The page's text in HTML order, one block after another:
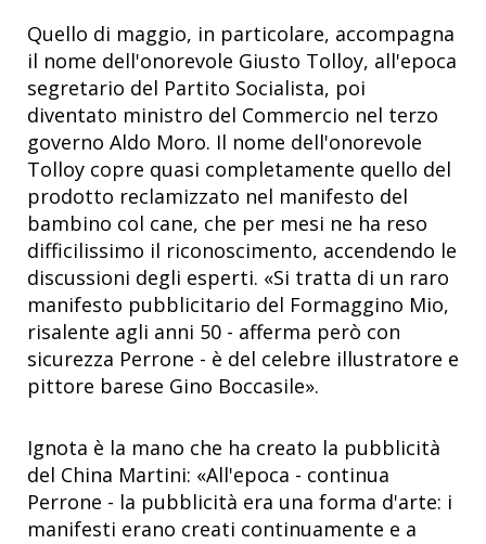
Quello di maggio, in particolare, accompagna
il nome dell'onorevole Giusto Tolloy, all'epoca
segretario del Partito Socialista, poi
diventato ministro del Commercio nel terzo
governo Aldo Moro. Il nome dell'onorevole
Tolloy copre quasi completamente quello del
prodotto reclamizzato nel manifesto del
bambino col cane, che per mesi ne ha reso
difficilissimo il riconoscimento, accendendo le
discussioni degli esperti. «Si tratta di un raro
manifesto pubblicitario del Formaggino Mio,
risalente agli anni 50 - afferma però con
sicurezza Perrone - è del celebre illustratore e
pittore barese Gino Boccasile».
Ignota è la mano che ha creato la pubblicità
del China Martini: «All'epoca - continua
Perrone - la pubblicità era una forma d'arte: i
manifesti erano creati continuamente e a